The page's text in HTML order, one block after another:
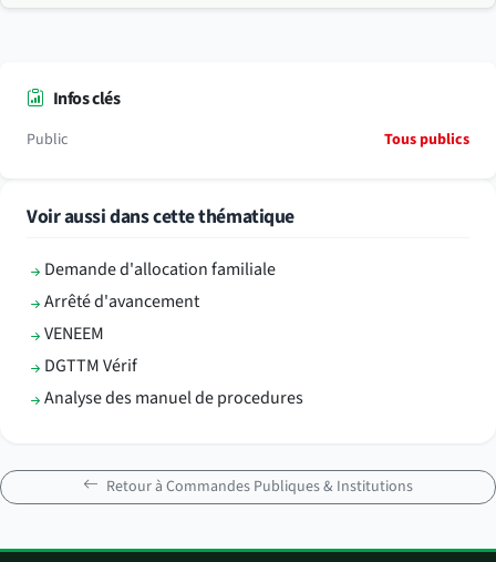
Infos clés
Public Tous publics
Voir aussi dans cette thématique
Demande d'allocation familiale
Arrêté d'avancement
VENEEM
DGTTM Vérif
Analyse des manuel de procedures
Retour à Commandes Publiques & Institutions